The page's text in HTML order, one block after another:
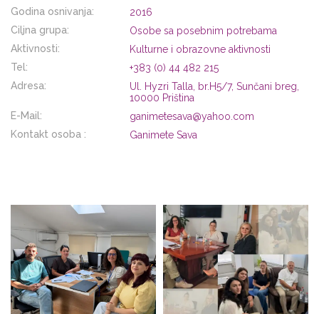
Godina osnivanja:
2016
Ciljna grupa:
Osobe sa posebnim potrebama
Aktivnosti:
Kulturne i obrazovne aktivnosti
Tel:
+383 (0) 44 482 215
Adresa:
Ul. Hyzri Talla, br.H5/7, Sunčani breg,
10000 Priština
E-Mail:
ganimetesava@yahoo.com
Kontakt osoba :
Ganimete Sava